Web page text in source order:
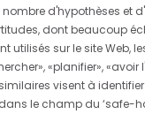
d'hypothèses et
dont beaucoup
utilisés sur le site Web,
«planifier»,
visent à
le champ du ‘safe-